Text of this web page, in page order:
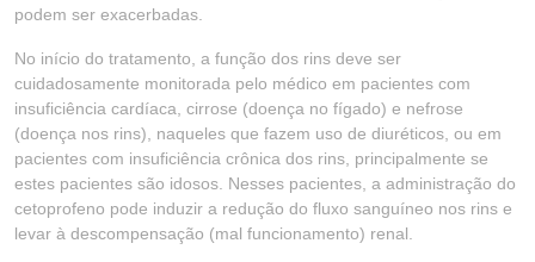
podem ser exacerbadas.
No início do tratamento, a função dos rins deve ser
cuidadosamente monitorada pelo médico em pacientes com
insuficiência cardíaca, cirrose (doença no fígado) e nefrose
(doença nos rins), naqueles que fazem uso de diuréticos, ou em
pacientes com insuficiência crônica dos rins, principalmente se
estes pacientes são idosos. Nesses pacientes, a administração do
cetoprofeno pode induzir a redução do fluxo sanguíneo nos rins e
levar à descompensação (mal funcionamento) renal.